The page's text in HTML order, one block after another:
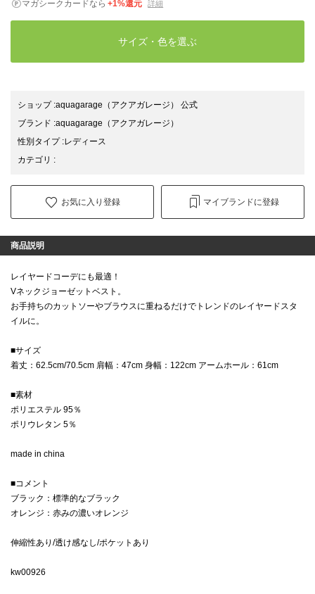
マガシークカードなら +1%還元 詳細
サイズ・色を選ぶ
ショップ:aquagarage（アクアガレージ） 公式
ブランド :aquagarage （アクアガレージ）
性別タイプ:レディース
カテゴリ :
お気に入り登録 マイブランドに登録
商品説明
レイヤードコーデにも最適！
Vネックジョーゼットベスト。
お手持ちのカットソーやブラウスに重ねるだけでトレンドのレイヤードスタ
イルに。
■サイズ
着丈：62.5cm/70.5cm 肩幅：47cm 身幅：122cm アームホール：61cm
■素材
ポリエステル 95％
ポリウレタン 5％
made in china
■コメント
ブラック：標準的なブラック
オレンジ：赤みの濃いオレンジ
伸縮性あり/透け感なし/ポケットあり
kw00926